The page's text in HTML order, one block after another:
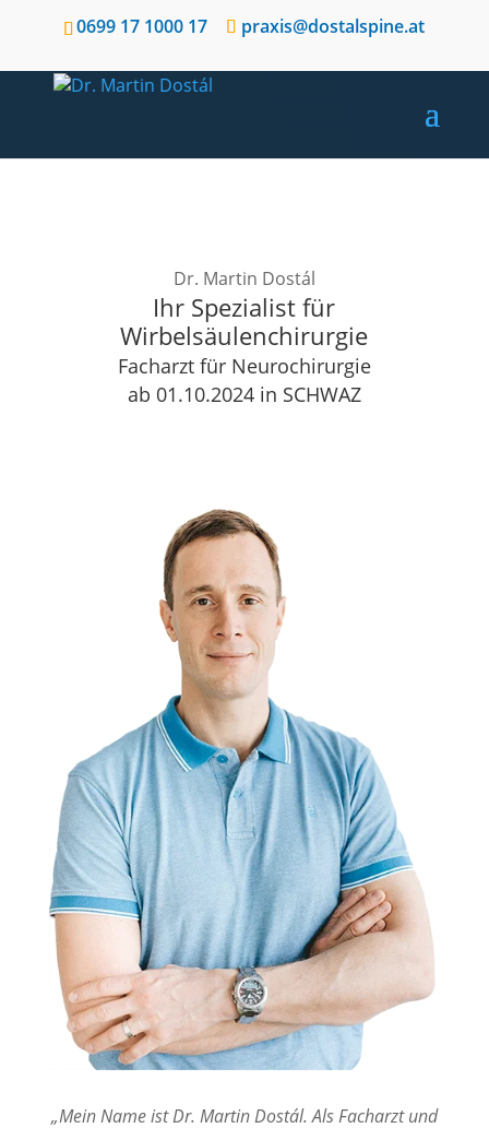
0699 17 1000 17 praxis@dostalspine.at
Dr. Martin Dostál
Ihr Spezialist für
Wirbelsäulenchirurgie
Facharzt für Neurochirurgie
ab 01.10.2024 in SCHWAZ
„Mein Name ist Dr. Martin Dostál. Als Facharzt und